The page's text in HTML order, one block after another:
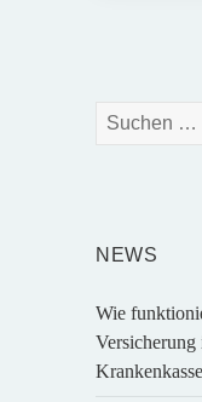
Suchen
NEWS
Wie
Versicherung